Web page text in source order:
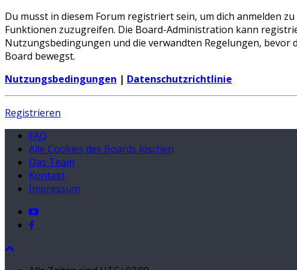
Du musst in diesem Forum registriert sein, um dich anmelden
Funktionen zuzugreifen. Die Board-Administration kann
Nutzungsbedingungen und die verwandten Regelungen, bevor
Board bewegst.
Nutzungsbedingungen | Datenschutzrichtlinie
Registrieren
FAQ
Alle Cookies des Boards löschen
Das Team
Kontakt
Impressum